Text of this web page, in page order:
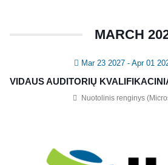
MARCH
Mar 23 2027 - Apr 01
VIDAUS AUDITORIŲ
Nuotolinis renginys